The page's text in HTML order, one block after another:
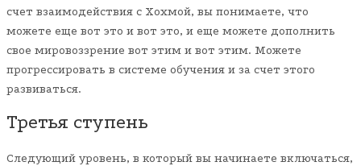
счет взаимодействия с Хохмой, вы понимаете, что
можете еще вот это и вот это, и еще можете дополнить
свое мировоззрение вот этим и вот этим. Можете
прогрессировать в системе обучения и за счет этого
развиваться.
Третья ступень
Следующий уровень, в который вы начинаете включаться,